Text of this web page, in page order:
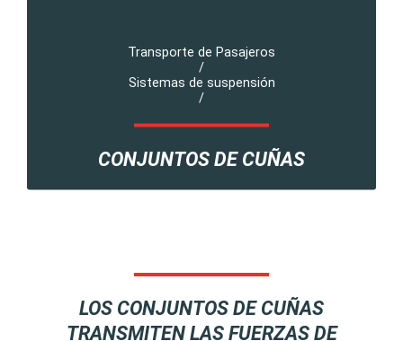
Transporte de Pasajeros
/
Sistemas de suspensión
/
CONJUNTOS DE CUÑAS
LOS CONJUNTOS DE CUÑAS
TRANSMITEN LAS FUERZAS DE